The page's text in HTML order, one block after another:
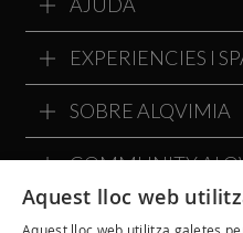
AJUDA
EXPERIENCIES I
SOBRE ALQVIMIA
COMMUNITY
Aquest lloc web